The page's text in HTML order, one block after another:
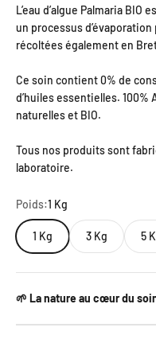
L’eau d’algue Palmaria
un processus
récoltées également en
Ce soin contient 0% de
d’huiles essentielles. 100%
naturelles et BIO.
Tous nos produits sont
laboratoire.
Poids:1 Kg
1 Kg 3 Kg 5
🌱 La nature au cœur du